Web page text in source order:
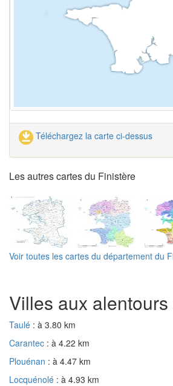
Téléchargez la carte ci-dessus
Les autres cartes du Finistère
Voir toutes les cartes du département du
Villes aux
Taulé : à 3.80 km
Carantec : à 4.22 km
Plouénan : à 4.47 km
Locquénolé : à 4.93 km